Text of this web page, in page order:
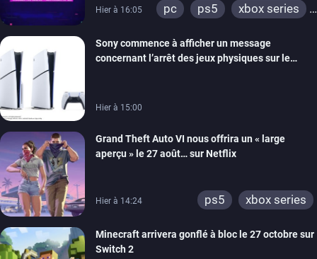
Hier à 16:05 pc ps5
xbox series
ps4
xbox one
switch 2
Sony commence à afficher un message
concernant l’arrêt des jeux physiques sur le
Hier à 15:00
Grand Theft Auto VI nous offrira un « large
aperçu » le 27 août… sur Netflix
Hier à 14:24 ps5 xbox series
Minecraft arrivera gonflé à bloc le 27 octobre sur
Switch 2